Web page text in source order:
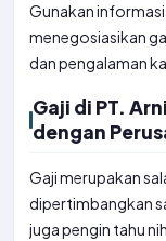
Gunakan
menegosiasikan
dan pengalaman
Gaji di PT.
dengan
Gaji merupakan
dipertimbangkan
juga pengin tahu